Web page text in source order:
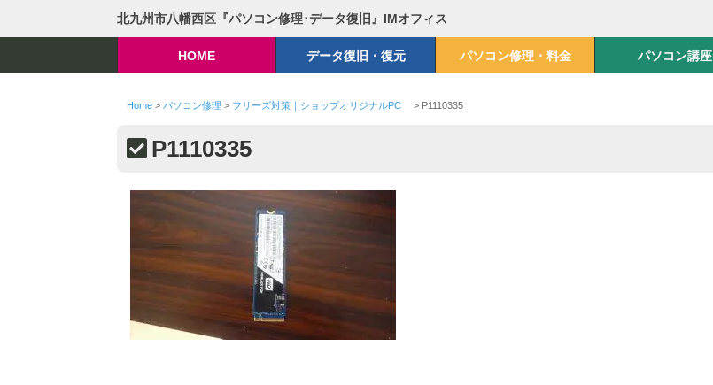
北九州市八幡西区『パソコン修理･データ復旧』IMオフィス
HOME データ復旧・復元 パソコン修理・料金 パソコン講座
Home> パソコン修理 > フリーズ対策｜ショップオリジナルPC > P1110335
P1110335